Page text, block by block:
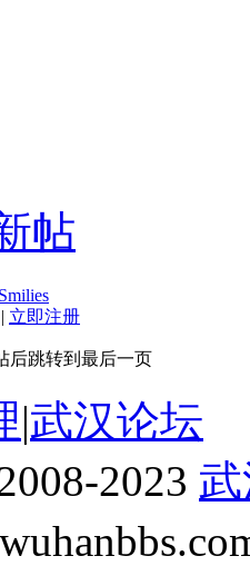
帖
Smilies
| 立即注册
后跳转到最后一页
|武汉论坛
2023